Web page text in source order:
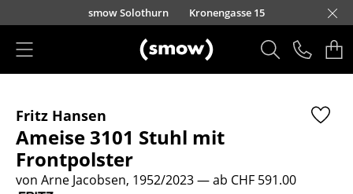
Direkt zum Inhaltsmow Solothurn Kronengasse 15
Sitzmöbel
Esszimmerstühle
Sofas
Fritz Hansen
Ameise 3101 Stuhl mit
Frontpolster
von Arne Jacobsen, 1952/2023— ab CHF 591.00